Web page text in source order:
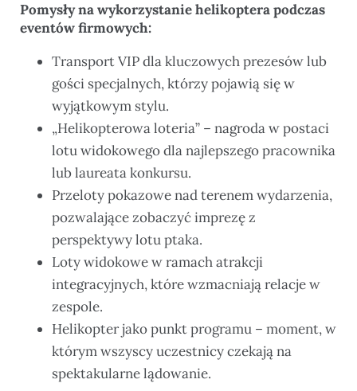
Pomysły na wykorzystanie helikoptera podczas
eventów firmowych:
Transport VIP dla kluczowych prezesów lub
gości specjalnych, którzy pojawią się w
wyjątkowym stylu.
„Helikopterowa loteria” – nagroda w postaci
lotu widokowego dla najlepszego pracownika
lub laureata konkursu.
Przeloty pokazowe nad terenem wydarzenia,
pozwalające zobaczyć imprezę z
perspektywy lotu ptaka.
Loty widokowe w ramach atrakcji
integracyjnych, które wzmacniają relacje w
zespole.
Helikopter jako punkt programu – moment, w
którym wszyscy uczestnicy czekają na
spektakularne lądowanie.